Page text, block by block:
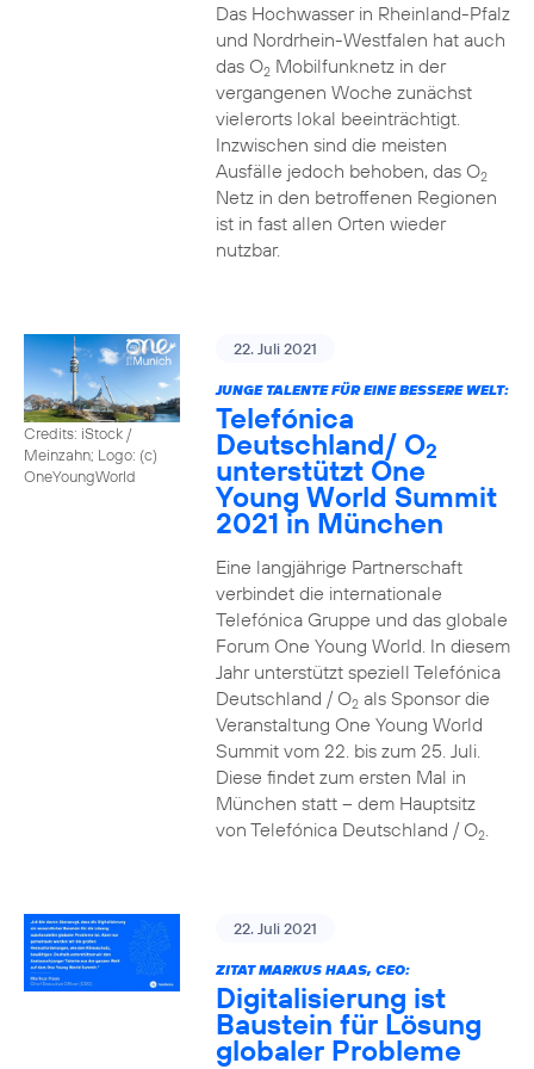
Das Hochwasser in Rheinland-Pfalz
und Nordrhein-Westfalen hat auch
das O2Mobilfunknetz in der
vergangenen Woche zunächst
vielerorts lokal beeinträchtigt.
Inzwischen sind die meisten
Ausfälle jedoch behoben, das O2
Netz in den betroffenen Regionen
ist in fast allen Orten wieder
nutzbar.
Credits: iStock /
Meinzahn; Logo: (c)
OneYoungWorld
22. Juli 2021
JUNGE TALENTE FÜR EINE BESSERE WELT:
Telefónica
Deutschland/ O2
unterstützt One
Young World Summit
2021 in München
Eine langjährige Partnerschaft
verbindet die internationale
Telefónica Gruppe und das globale
Forum One Young World. In diesem
Jahr unterstützt speziell Telefónica
Deutschland / O2als Sponsor die
Veranstaltung One Young World
Summit vom 22. bis zum 25. Juli.
Diese findet zum ersten Mal in
München statt – dem Hauptsitz
von Telefónica Deutschland / O2.
22. Juli 2021
ZITAT MARKUS HAAS, CEO:
Digitalisierung ist
Baustein für Lösung
globaler Probleme